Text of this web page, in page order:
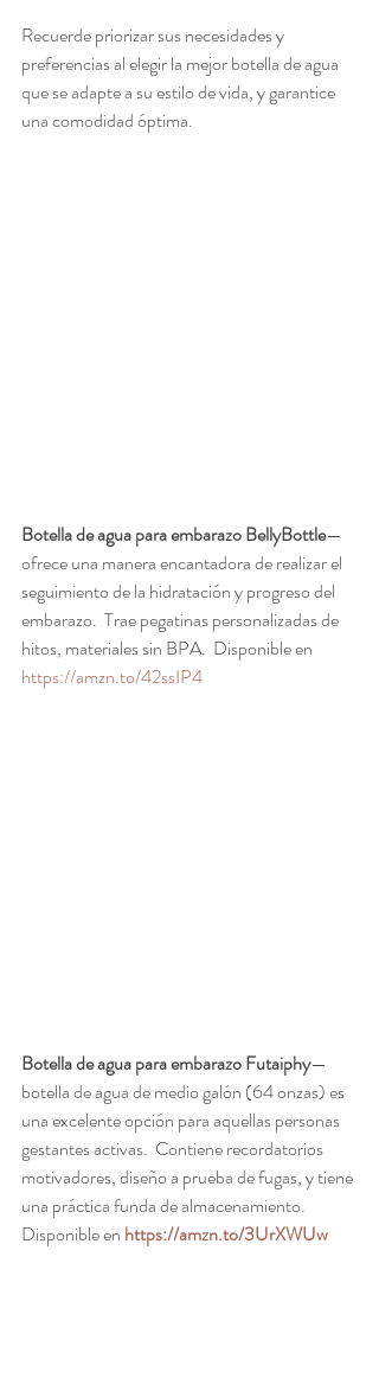
Recuerde priorizar sus necesidades y
preferencias al elegir la mejor botella de agua
que se adapte a su estilo de vida, y garantice
una comodidad óptima.
Botella de agua para embarazo BellyBottle—
ofrece una manera encantadora de realizar el
seguimiento de la hidratación y progreso del
embarazo.  Trae pegatinas personalizadas de
hitos, materiales sin BPA.  Disponible en
https://amzn.to/42ssIP4
Botella de agua para embarazo Futaiphy—
botella de agua de medio galón (64 onzas) es
una excelente opción para aquellas personas
gestantes activas.  Contiene recordatorios
motivadores, diseño a prueba de fugas, y tiene
una práctica funda de almacenamiento.
Disponible en https://amzn.to/3UrXWUw